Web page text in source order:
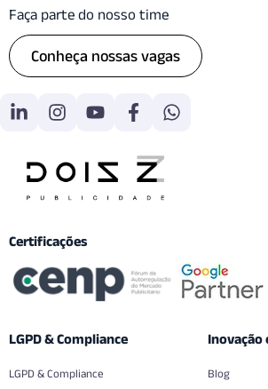
Faça parte do nosso time
Conheça nossas vagas
Certificações
LGPD & Compliance
LGPD & Compliance
Inovação
Blog